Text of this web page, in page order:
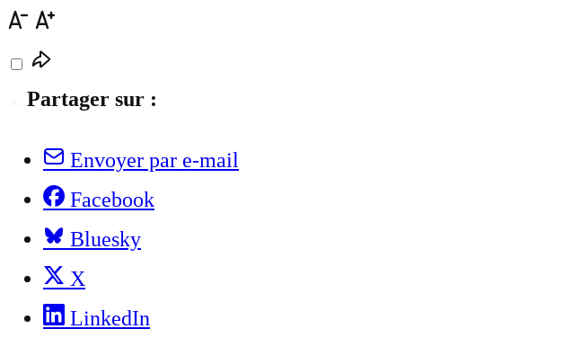
Partager sur :
Envoyer par e-mail
Facebook
Bluesky
X
LinkedIn